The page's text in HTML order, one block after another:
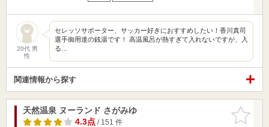
20代 男
性
セレッソサポーター、サッカー好きにおすすめしたい！香川真司
選手御用達の銭湯です！ 高温風呂が熱すぎて入れないですが、入
る…
関連情報から探す
お気に入
りに追加
天然温泉 ヌーランド さがみゆ
4.3点/ 151 件